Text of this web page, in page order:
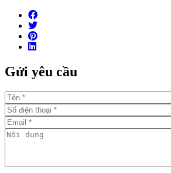
Tổng số căn hộ: 472 căn
Số căn hộ/ sàn: 7-8 căn/sàn
Số tầng hầm: 2 tầng
Tổng số hồ bơi: Có 2 hồ bơi
Số chỗ đậu xe hơi: Tỷ lệ 1:1
Tiêu chuẩn bàn giao: Bàn giao hoàn
thất cao cấp của những thương hiệu
Thời gian bàn giao dự kiến: Q1/2021
Vị trí đắc địa tại Thủ Thiêm và ngay
Gửi yêu cầu